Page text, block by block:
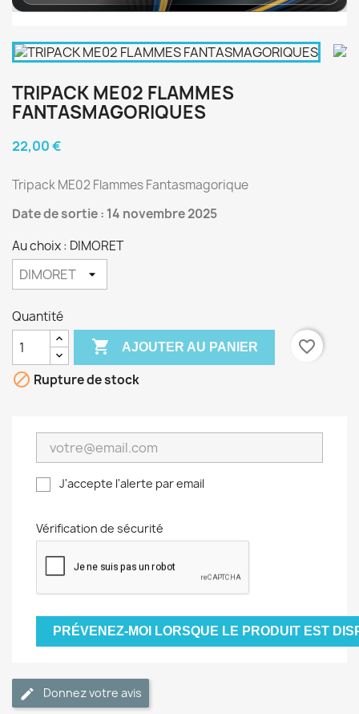
TRIPACK ME02 FLAMMES
FANTASMAGORIQUES
22,00 €
Tripack ME02 Flammes Fantasmagorique
Date de sortie : 14 novembre 2025
Au choix : DIMORET
Quantité
 AJOUTER AU PANIER
favorite_border
 Rupture de stock
J'accepte l'alerte par email
Vérification de sécurité
PRÉVENEZ-MOI LORSQUE LE PRODUIT EST
Donnez votre avis